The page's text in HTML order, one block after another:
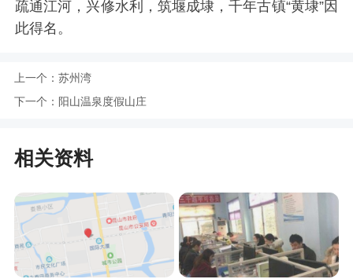
疏通江河，兴修水利，筑堰成埭，千年古镇“黄埭”因
此得名。
上一个： 苏州湾
下一个： 阳山温泉度假山庄
相关资料